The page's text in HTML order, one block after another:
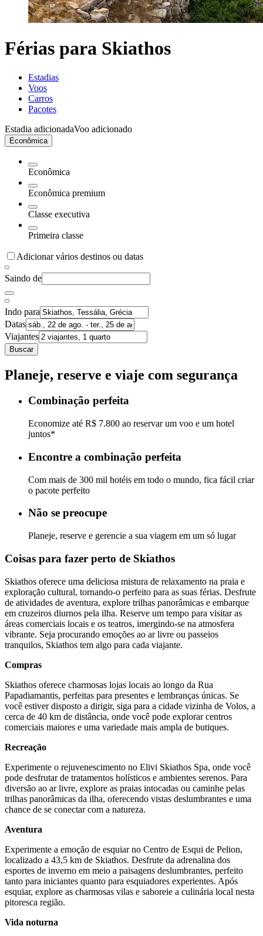
Férias para Skiathos
Estadias
Voos
Carros
Pacotes
Estadia adicionadaVoo adicionado
Econômica
Econômica
Econômica premium
Classe executiva
Primeira classe
Adicionar vários destinos ou datas
Saindo de
Indo para
Datas
Viajantes
Buscar
Planeje, reserve e viaje com segurança
Combinação perfeita
Economize até R$ 7.800 ao reservar um voo e um hotel
juntos*
Encontre a combinação perfeita
Com mais de 300 mil hotéis em todo o mundo, fica fácil criar
o pacote perfeito
Não se preocupe
Planeje, reserve e gerencie a sua viagem em um só lugar
Coisas para fazer perto de Skiathos
Skiathos oferece uma deliciosa mistura de relaxamento na praia e
exploração cultural, tornando-o perfeito para as suas férias. Desfrute
de atividades de aventura, explore trilhas panorâmicas e embarque
em cruzeiros diurnos pela ilha. Reserve um tempo para visitar as
áreas comerciais locais e os teatros, imergindo-se na atmosfera
vibrante. Seja procurando emoções ao ar livre ou passeios
tranquilos, Skiathos tem algo para cada viajante.
Compras
Skiathos oferece charmosas lojas locais ao longo da Rua
Papadiamantis, perfeitas para presentes e lembranças únicas. Se
você estiver disposto a dirigir, siga para a cidade vizinha de Volos, a
cerca de 40 km de distância, onde você pode explorar centros
comerciais maiores e uma variedade mais ampla de butiques.
Recreação
Experimente o rejuvenescimento no Elivi Skiathos Spa, onde você
pode desfrutar de tratamentos holísticos e ambientes serenos. Para
diversão ao ar livre, explore as praias intocadas ou caminhe pelas
trilhas panorâmicas da ilha, oferecendo vistas deslumbrantes e uma
chance de se conectar com a natureza.
Aventura
Experimente a emoção de esquiar no Centro de Esqui de Pelion,
localizado a 43,5 km de Skiathos. Desfrute da adrenalina dos
esportes de inverno em meio a paisagens deslumbrantes, perfeito
tanto para iniciantes quanto para esquiadores experientes. Após
esquiar, explore as charmosas vilas e saboreie a culinária local nesta
pitoresca região.
Vida noturna